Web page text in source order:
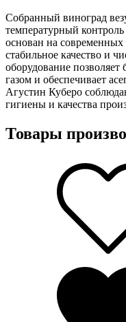
Собранный виноград
температурный
основан на современных
стабильное качество и
оборудование
газом и обеспечивает
Агустин Куберо
гигиены и качества
Товары